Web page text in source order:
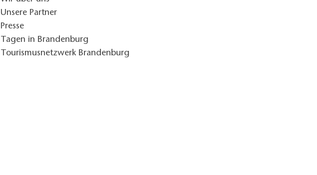
Unsere Partner
Presse
Tagen in Brandenburg
Tourismusnetzwerk Brandenburg